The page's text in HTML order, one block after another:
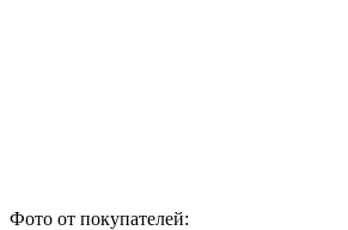
Фото от покупателей: